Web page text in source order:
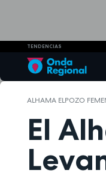
TENDENCIAS
ALHAMA ELPOZO
El